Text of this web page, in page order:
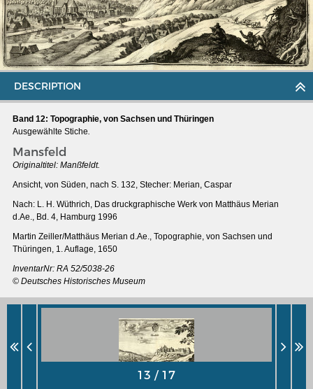
SCHIFFSTYPEN
Entwicklungen im europäischen Schiffbau
MERIANS DEUTSCHLAND 1642 - 1654
Bildergalerie Topographia Germaniae
DESCRIPTION
Band 12: Topographie, von Sachsen und Thüringen
Ausgewählte Stiche.
Mansfeld
Originaltitel: Manßfeldt.
Ansicht, von Süden, nach S. 132, Stecher: Merian, Caspar
Nach: L. H. Wüthrich, Das druckgraphische Werk von Matthäus Merian
d.Ae., Bd. 4, Hamburg 1996
Martin Zeiller/Matthäus Merian d.Ae., Topographie, von Sachsen und
Thüringen, 1. Auflage, 1650
InventarNr: RA 52/5038-26
© Deutsches Historisches Museum